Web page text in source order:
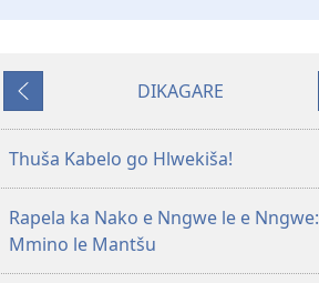
Sehlogo
sa
go
Feta
DIKAGARE
Thuša Kabelo go Hlwekiša!
Rapela ka Nako e Nngwe le e Nngwe:
Mmino le Mantšu